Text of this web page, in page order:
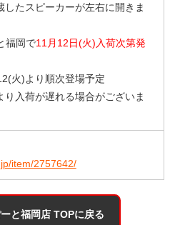
したスピーカーが左右に開きま
福岡で11月12日(火)入荷次第発
火)より順次登場予定
入荷が遅れる場合がございま
item/2757642/
と福岡店 TOPに戻る